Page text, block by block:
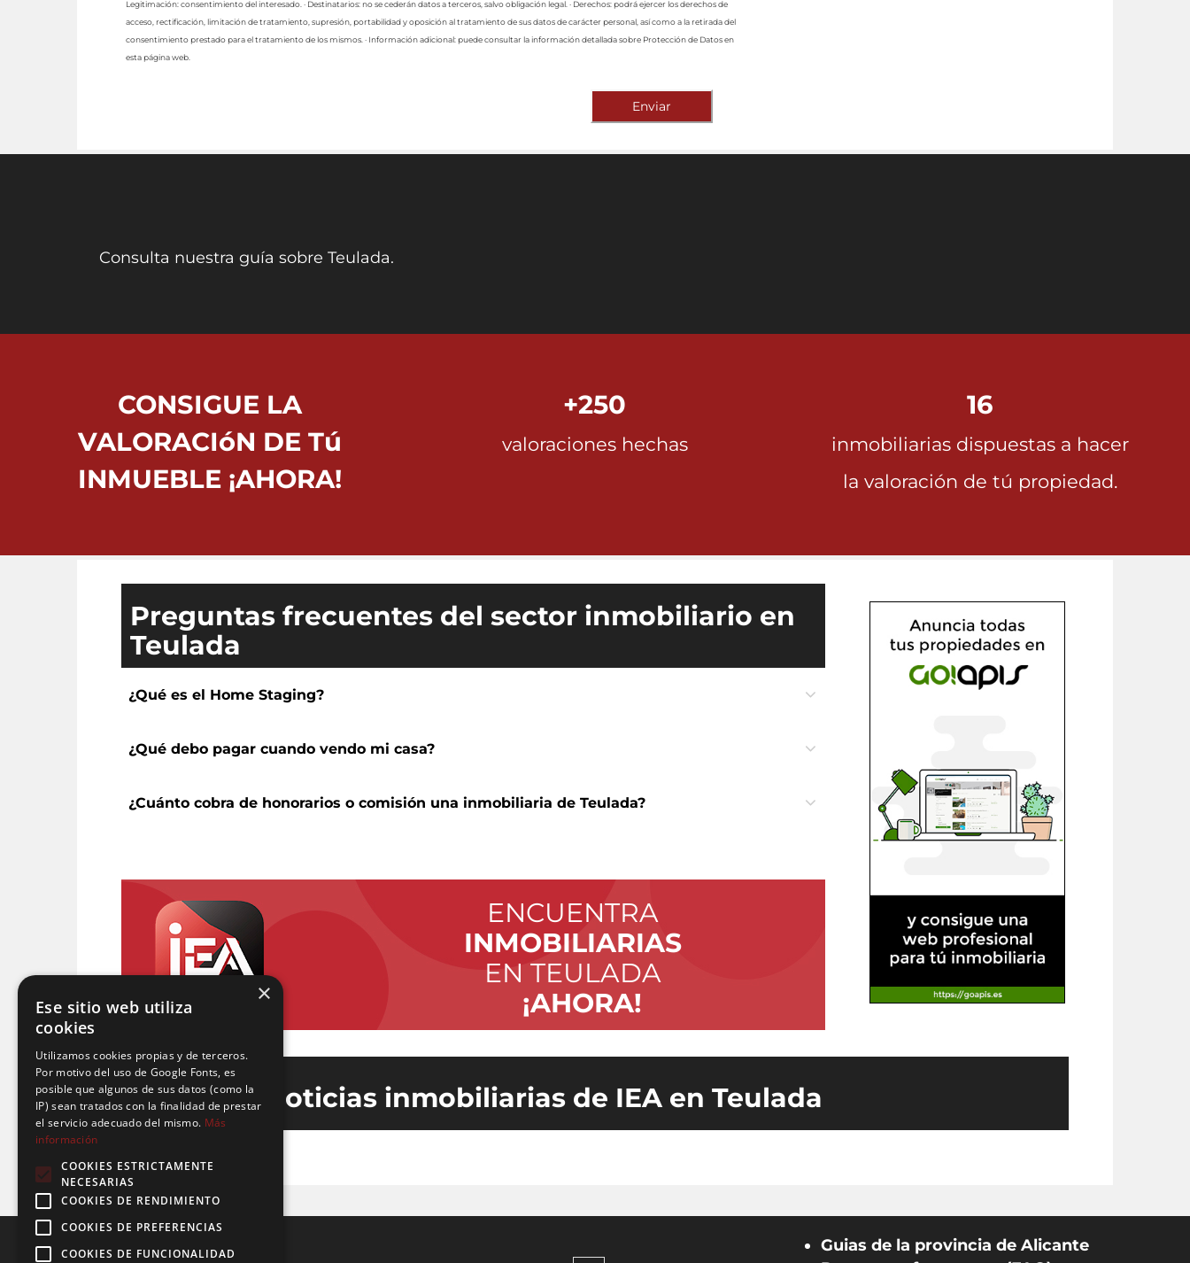
Legitimación: consentimiento del interesado. · Destinatarios: no se cederán datos a terceros, salvo obligación legal. · Derechos: podrá ejercer los derechos de
acceso, rectificación, limitación de tratamiento, supresión, portabilidad y oposición al tratamiento de sus datos de carácter personal, así como a la retirada del
consentimiento prestado para el tratamiento de los mismos. · Información adicional: puede consultar la información detallada sobre Protección de Datos en
esta página web.
Enviar
Consulta nuestra guía sobre Teulada.
CONSIGUE LA
VALORACIóN DE Tú
INMUEBLE ¡AHORA!
+250
valoraciones hechas
16
inmobiliarias dispuestas a hacer
la valoración de tú propiedad.
Preguntas frecuentes del sector inmobiliario en
Teulada
¿Qué es el Home Staging?
¿Qué debo pagar cuando vendo mi casa?
¿Cuánto cobra de honorarios o comisión una inmobiliaria de Teulada?
ENCUENTRA
INMOBILIARIAS
EN TEULADA
¡AHORA!
Últimas noticias inmobiliarias de IEA en Teulada
Guias de la provincia de Alicante
×
Ese sitio web utiliza
cookies
Utilizamos cookies propias y de terceros.
Por motivo del uso de Google Fonts, es
posible que algunos de sus datos (como la
IP) sean tratados con la finalidad de prestar
el servicio adecuado del mismo. Más
información
COOKIES ESTRICTAMENTE
NECESARIAS
COOKIES DE RENDIMIENTO
COOKIES DE PREFERENCIAS
COOKIES DE FUNCIONALIDAD